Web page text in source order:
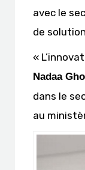
avec le
de
«
Nadaa
dans le
au